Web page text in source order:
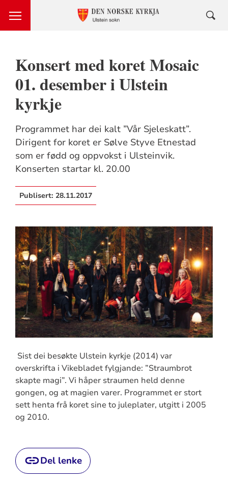
Konsert med koret Mosaic
01. desember i Ulstein
kyrkje
Programmet har dei kalt ”Vår Sjeleskatt”.
Dirigent for koret er Sølve Styve Etnestad
som er fødd og oppvokst i Ulsteinvik.
Konserten startar kl. 20.00
Publisert: 28.11.2017
Sist dei besøkte Ulstein kyrkje (2014) var
overskrifta i Vikebladet fylgjande: ”Straumbrot
skapte magi”. Vi håper straumen held denne
gongen, og at magien varer. Programmet er stort
sett henta frå koret sine to juleplater, utgitt i 2005
og 2010.
Del lenke